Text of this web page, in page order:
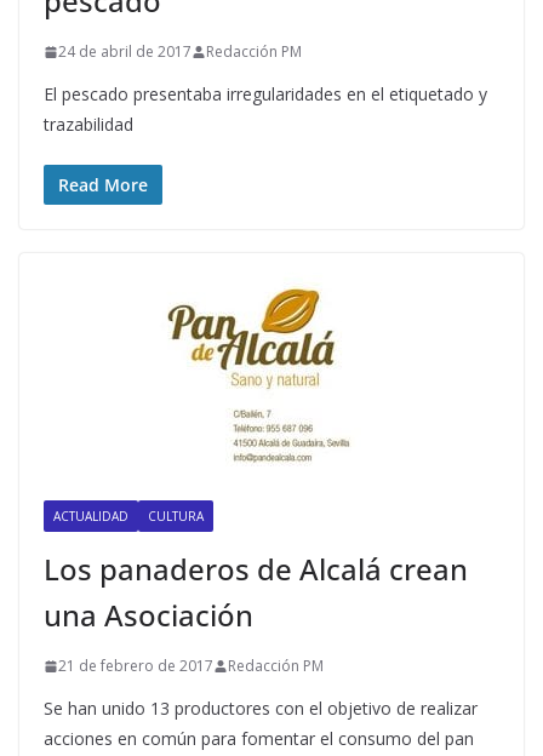
24 de abril de 2017 Redacción PM
El pescado presentaba irregularidades en el etiquetado y
trazabilidad
Read More
ACTUALIDAD CULTURA
Los panaderos de Alcalá crean
una Asociación
21 de febrero de 2017 Redacción PM
Se han unido 13 productores con el objetivo de realizar
acciones en común para fomentar el consumo del pan